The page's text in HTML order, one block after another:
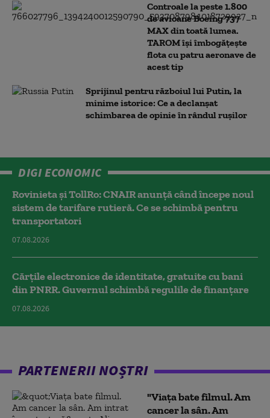
Controale la peste 1.800
de avioane Boeing 737
MAX din toată lumea.
TAROM își îmbogățește
flota cu patru aeronave de
acest tip
Sprijinul pentru războiul lui Putin, la
minime istorice: Ce a declanșat
schimbarea de opinie în rândul rușilor
DIGI ECONOMIC
Rovinieta și TollRo: CNAIR anunță când începe noul
sistem de tarifare rutieră. Ce se schimbă pentru
transportatori
07.08.2026
Cărțile electronice de identitate, gratuite cu bani
din PNRR. Guvernul schimbă regulile de finanțare
07.08.2026
PARTENERII NOȘTRI
"Viața bate filmul. Am
cancer la sân. Am